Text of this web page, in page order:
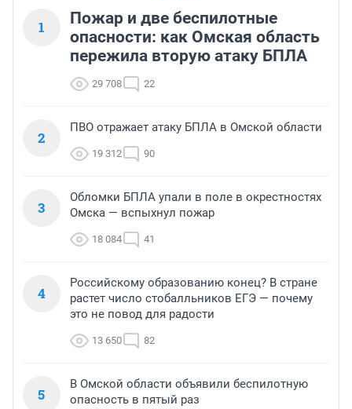
1
Пожар и две беспилотные
опасности: как Омская область
пережила вторую атаку БПЛА
29 708 22
2
ПВО отражает атаку БПЛА в Омской области
19 312 90
3
Обломки БПЛА упали в поле в окрестностях
Омска — вспыхнул пожар
18 084 41
4
Российскому образованию конец? В стране
растет число стобалльников ЕГЭ — почему
это не повод для радости
13 650 82
5
В Омской области объявили беспилотную
опасность в пятый раз